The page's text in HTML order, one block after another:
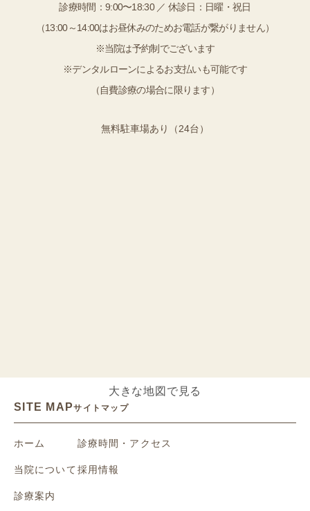
診療時間：9:00〜18:30 ／ 休診日：日曜・祝日
（13:00～14:00はお昼休みのためお電話が繋がりません）
※当院は予約制でございます
※デンタルローンによるお支払いも可能です
（自費診療の場合に限ります）
無料駐車場あり（24台）
大きな地図で見る
SITE MAPサイトマップ
ホーム
当院について
診療案内
診療時間・アクセス
採用情報